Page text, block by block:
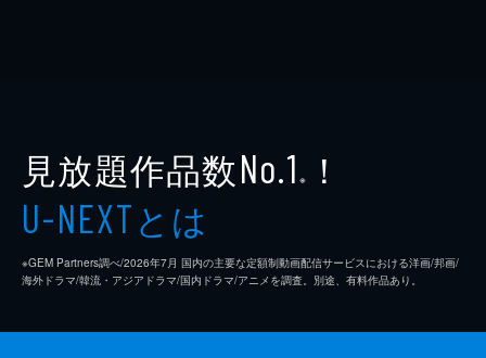
見放題作品数No.1 ※ ！
U-NEXTとは
※GEM Partners調べ/2026年7⽉ 国内の主要な定額制動画配信サービスにおける洋画/邦画/
海外ドラマ/韓流・アジアドラマ/国内ドラマ/アニメを調査。別途、有料作品あり。